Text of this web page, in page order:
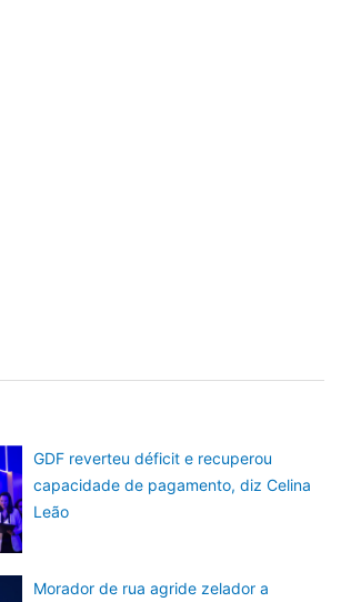
GDF reverteu déficit e recuperou
capacidade de pagamento, diz Celina
Leão
Morador de rua agride zelador a